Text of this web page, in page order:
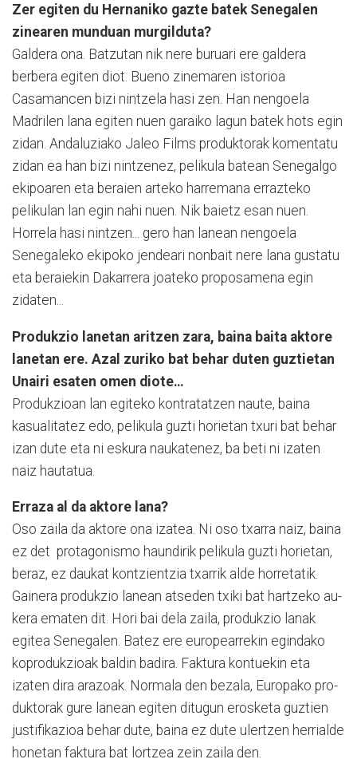
Zer egiten du Hernaniko gazte batek Senegalen
zinearen munduan murgilduta?
Galdera ona. Batzutan nik nere buruari ere galdera
berbera egiten diot. Bueno zinemaren istorioa
Casamancen bizi nintzela hasi zen. Han nengoela
Madrilen lana egiten nuen garaiko lagun batek hots egin
zidan. Andaluziako Jaleo Films produktorak ko­mentatu
zidan ea han bizi nintzenez, pelikula batean Se­negalgo
ekipoaren eta beraien arteko harremana errazteko
pelikulan lan egin nahi nuen. Nik baietz esan nuen.
Horrela hasi nintzen... gero han lanean nengoela
Senegaleko ekipoko jendeari nonbait nere lana gustatu
eta beraiekin Daka­rrera joateko proposamena egin
zidaten...
Produkzio lanetan aritzen zara, baina baita aktore
lanetan ere. Azal zuriko bat behar duten guztietan
Unairi esaten omen diote…
Produkzioan lan egiteko kontratatzen naute, baina
kasualitatez edo, pelikula guzti horie­­­tan txuri bat behar
izan dute eta ni eskura naukatenez, ba beti ni izaten
naiz hautatua.
Erraza al da aktore lana?
Oso zaila da aktore ona izatea. Ni oso txarra naiz, baina
ez det protagonismo haundirik pelikula guzti ho­rietan,
beraz, ez daukat kon­tzientzia txarrik alde horretatik.
Gainera produkzio lanean atseden txiki bat hartzeko au­
kera ematen dit. Hori bai dela zaila, produkzio lanak
egitea Senegalen. Batez ere europearrekin egindako
koprodukzioak baldin badira. Faktura kontuekin eta
izaten dira arazoak. Normala den bezala, Europako pro­
duk­torak gure lanean egiten ditugun erosketa guztien
justifikazioa behar dute, baina ez dute ulertzen herrialde
honetan faktura bat lortzea zein zaila den.